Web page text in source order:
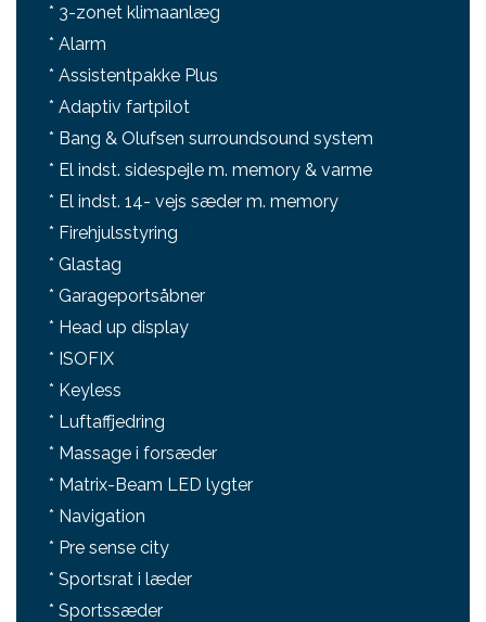
* 3-zonet klimaanlæg
* Alarm
* Assistentpakke Plus
* Adaptiv fartpilot
* Bang & Olufsen surroundsound system
* El indst. sidespejle m. memory & varme
* El indst. 14- vejs sæder m. memory
* Firehjulsstyring
* Glastag
* Garageportsåbner
* Head up display
* ISOFIX
* Keyless
* Luftaffjedring
* Massage i forsæder
* Matrix-Beam LED lygter
* Navigation
* Pre sense city
* Sportsrat i læder
* Sportssæder